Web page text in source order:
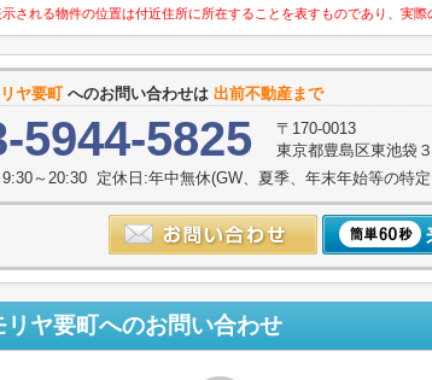
される物件の位置は付近住所に所在することを表すものであり、実際
ヤ要町へのお問い合わせは 出前不動産まで
5944-5825
〒170-0013
東京都豊島区東池袋
9:30～20:30 定休日:年中無休(GW、夏季、年末年始等の特
リヤ要町へのお問い合わせ